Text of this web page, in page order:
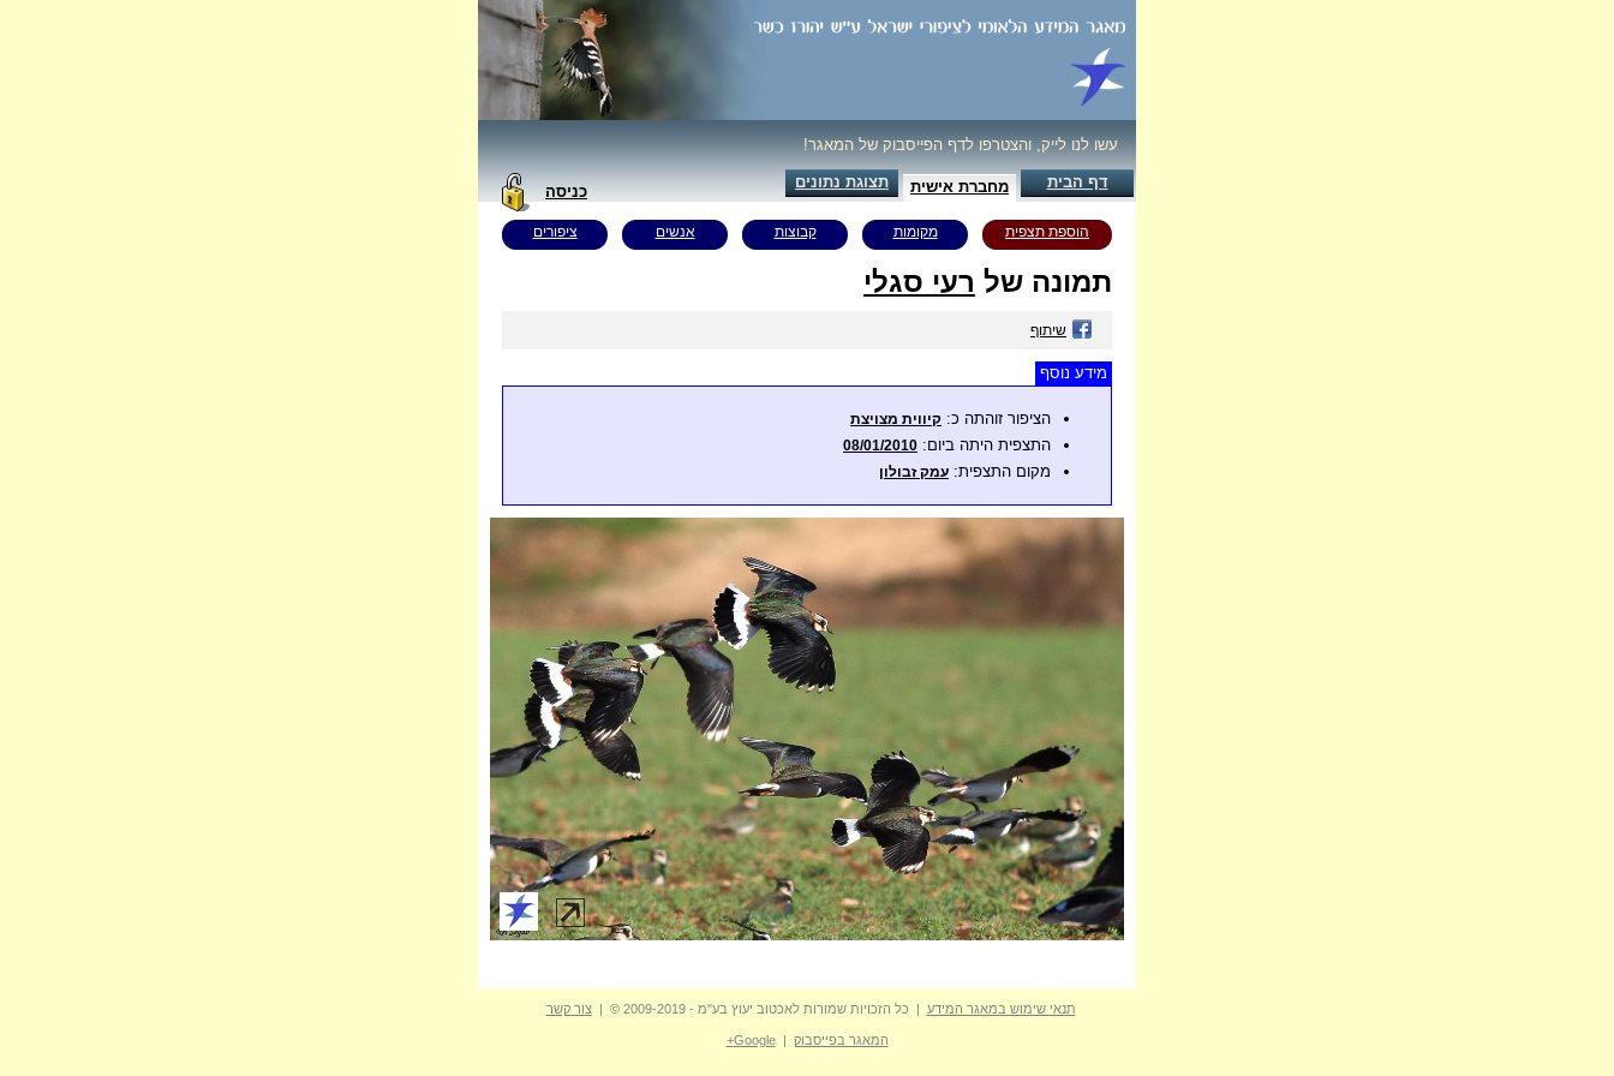
עשו לנו לייק, והצטרפו לדף הפייסבוק של המאגר!
דף הבית מחברת אישית תצוגת נתונים
כניסה
הוספת תצפית מקומות קבוצות אנשים ציפורים
תמונה של רעי סגלי
שיתוף
מידע נוסף
הציפור זוהתה כ: קיווית מצויצת
התצפית היתה ביום: 08/01/2010
מקום התצפית: עמק זבולון
תנאי שימוש במאגר המידע | כל הזכויות שמורות לאכטוב יעוץ בע"מ - 2009-2019 © | צור קשר
המאגר בפייסבוק |
Google+